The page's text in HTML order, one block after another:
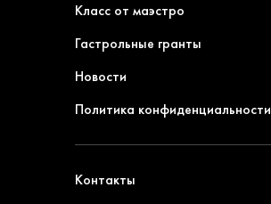
Класс от маэстро
Гастрольные гранты
Новости
Политика конфиденциальности
Контакты